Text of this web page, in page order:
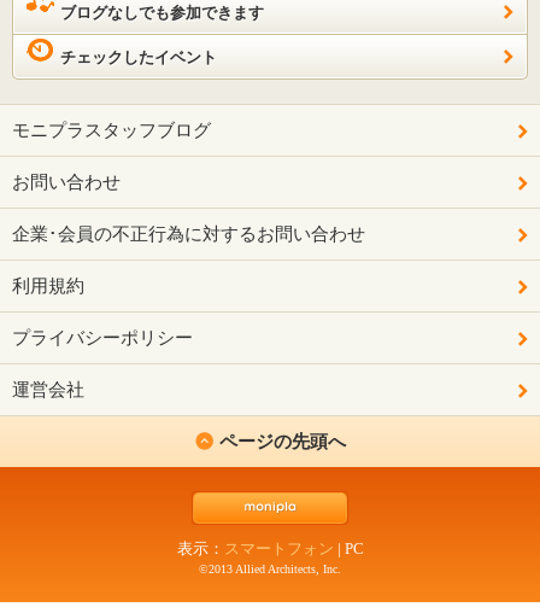
ブログなしでも参加できます
チェックしたイベント
モニプラスタッフブログ
お問い合わせ
企業･会員の不正行為に対するお問い合わせ
利用規約
プライバシーポリシー
運営会社
ページの先頭へ
表示： スマートフォン | PC
©2013 Allied Architects, Inc.